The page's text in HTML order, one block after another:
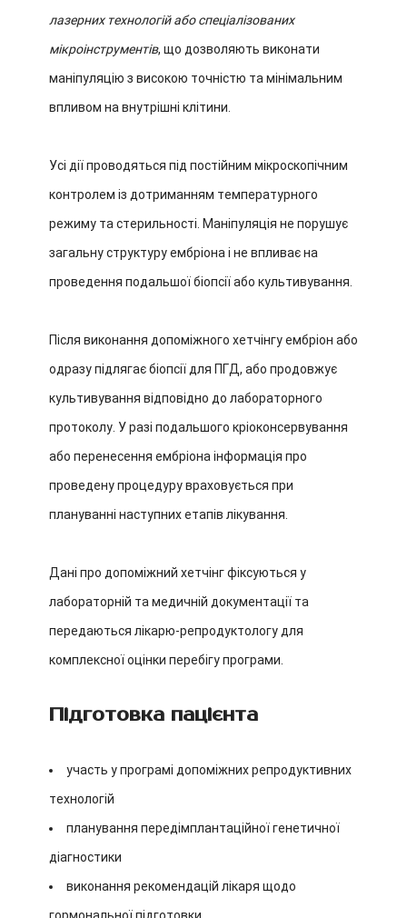
лазерних технологій або спеціалізованих
мікроінструментів, що дозволяють виконати
маніпуляцію з високою точністю та мінімальним
впливом на внутрішні клітини.
Усі дії проводяться під постійним мікроскопічним
контролем із дотриманням температурного
режиму та стерильності. Маніпуляція не порушує
загальну структуру ембріона і не впливає на
проведення подальшої біопсії або культивування.
Після виконання допоміжного хетчінгу ембріон або
одразу підлягає біопсії для ПГД, або продовжує
культивування відповідно до лабораторного
протоколу. У разі подальшого кріоконсервування
або перенесення ембріона інформація про
проведену процедуру враховується при
плануванні наступних етапів лікування.
Дані про допоміжний хетчінг фіксуються у
лабораторній та медичній документації та
передаються лікарю-репродуктологу для
комплексної оцінки перебігу програми.
Підготовка пацієнта
участь у програмі допоміжних репродуктивних
технологій
планування передімплантаційної генетичної
діагностики
виконання рекомендацій лікаря щодо